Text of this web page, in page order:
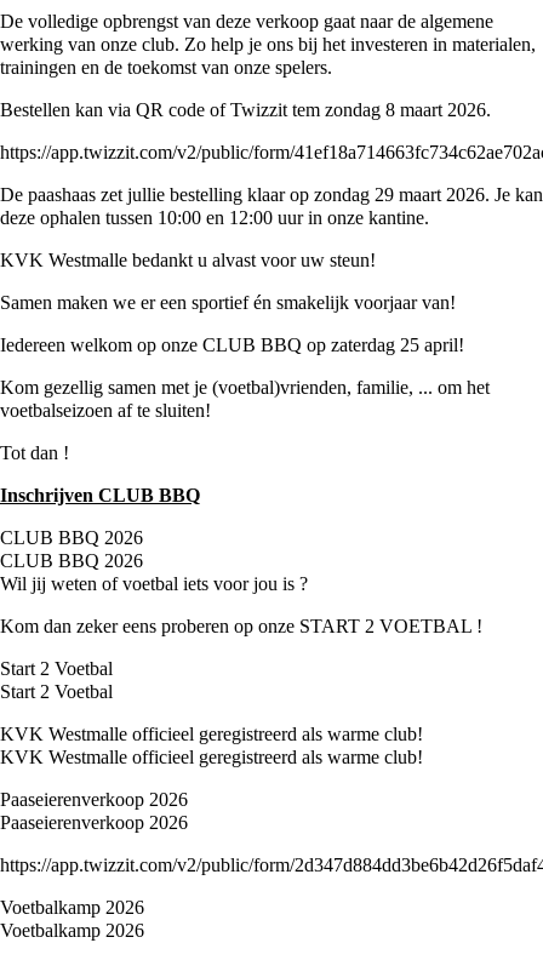
De volledige opbrengst van deze verkoop gaat naar de algemene
werking van onze club. Zo help je ons bij het investeren in materialen,
trainingen en de toekomst van onze spelers.
Bestellen kan via QR code of Twizzit tem zondag 8 maart 2026.
https://app.twizzit.com/v2/public/form/
De paashaas zet jullie bestelling klaar op zondag 29 maart 2026. Je kan
deze ophalen tussen 10:00 en 12:00 uur in onze kantine.
KVK Westmalle bedankt u alvast voor uw steun!
Samen maken we er een sportief én smakelijk voorjaar van!
Iedereen welkom op onze CLUB BBQ op zaterdag 25 april!
Kom gezellig samen met je (voetbal)vrienden, familie, ... om het
voetbalseizoen af te sluiten!
Tot dan !
Inschrijven CLUB BBQ
CLUB BBQ 2026
CLUB BBQ 2026
Wil jij weten of voetbal iets voor jou is ?
Kom dan zeker eens proberen op onze START 2 VOETBAL !
Start 2 Voetbal
Start 2 Voetbal
KVK Westmalle officieel geregistreerd als warme club!
KVK Westmalle officieel geregistreerd als warme club!
Paaseierenverkoop 2026
Paaseierenverkoop 2026
https://app.twizzit.com/v2/public/form/
Voetbalkamp 2026
Voetbalkamp 2026